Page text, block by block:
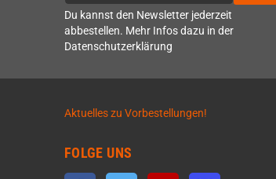
Du kannst den Newsletter jederzeit
abbestellen. Mehr Infos dazu in der
Datenschutzerklärung
Aktuelles zu Vorbestellungen!
FOLGE UNS